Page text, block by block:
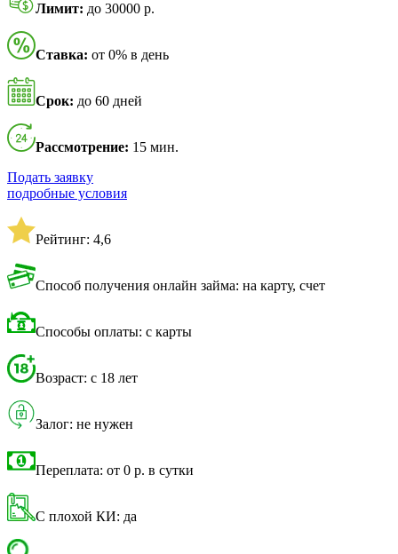
Лимит: до 30000 р.
Ставка: от 0% в день
Срок: до 60 дней
Рассмотрение: 15 мин.
Подать заявку
подробные условия
Рейтинг: 4,6
Способ получения онлайн займа: на карту, счет
Способы оплаты: с карты
Возраст: с 18 лет
Залог: не нужен
Переплата: от 0 р. в сутки
С плохой КИ: да